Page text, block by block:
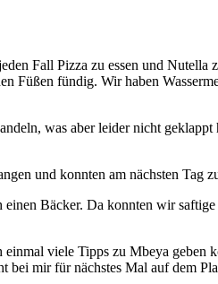
Fall Pizza zu essen und
fündig. Wir haben
was aber leider nicht
und konnten am nächsten Tag
Bäcker. Da konnten wir
viele Tipps zu Mbeya geben
mir für nächstes Mal auf dem